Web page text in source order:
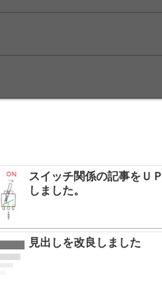
スイッチ関係の記事をＵＰ
しました。
見出しを改良しました